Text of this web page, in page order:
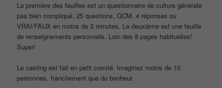
La première des feuilles est un questionnaire de culture générale
pas bien compliqué, 25 questions, QCM. 4 réponses ou
VRAI/FAUX en moins de 2 minutes. La deuxième est une feuille
de renseignements personnels. Loin des 8 pages habituelles!
Super!
Le casting est fait en petit comité. Imaginez moins de 10
personnes, franchement que du bonheur.